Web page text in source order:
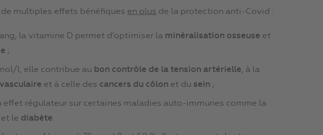
multiples effets bénéfiques en plus de la protection anti-Covid :
la vitamine D permet d’optimiser la minéralisation osseuse et
;
l, elle contribue au bon contrôle de la tension artérielle, à la
et à celle des cancers du côlon et du sein ;
effet régulateur sur certaines maladies auto-immunes comme la
et le diabète.